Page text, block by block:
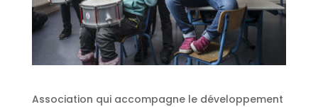
Association qui accompagne le développement